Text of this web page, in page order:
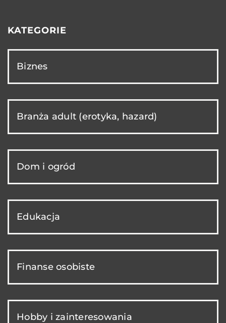
KATEGORIE
Biznes
Branża adult (erotyka, hazard)
Dom i ogród
Edukacja
Finanse osobiste
Hobby i zainteresowania